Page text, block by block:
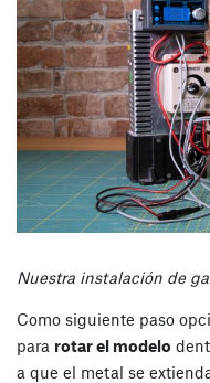
Nuestra instalación de
Como siguiente paso
para rotar el modelo
a que el metal se